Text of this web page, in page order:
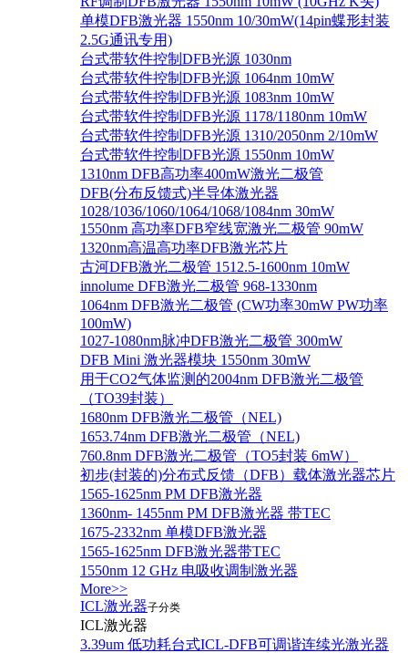
单模DFB激光器 1550nm 10/30mW(14pin蝶形封装
2.5G通讯专用)
台式带软件控制DFB光源 1030nm
台式带软件控制DFB光源 1064nm 10mW
台式带软件控制DFB光源 1083nm 10mW
台式带软件控制DFB光源 1178/1180nm 10mW
台式带软件控制DFB光源 1310/2050nm 2/10mW
台式带软件控制DFB光源 1550nm 10mW
1310nm DFB高功率400mW激光二极管
DFB(分布反馈式)半导体激光器
1028/1036/1060/1064/1068/1084nm 30mW
1550nm 高功率DFB窄线宽激光二极管 90mW
1320nm高温高功率DFB激光芯片
古河DFB激光二极管 1512.5-1600nm 10mW
innolume DFB激光二极管 968-1330nm
1064nm DFB激光二极管 (CW功率30mW PW功率
100mW)
1027-1080nm脉冲DFB激光二极管 300mW
DFB Mini 激光器模块 1550nm 30mW
用于CO2气体监测的2004nm DFB激光二极管
（TO39封装）
1680nm DFB激光二极管（NEL)
1653.74nm DFB激光二极管（NEL)
760.8nm DFB激光二极管（TO5封装 6mW）
初步(封装的)分布式反馈（DFB）载体激光器芯片
1565-1625nm PM DFB激光器
1360nm- 1455nm PM DFB激光器 带TEC
1675-2332nm 单模DFB激光器
1565-1625nm DFB激光器带TEC
1550nm 12 GHz 电吸收调制激光器
More>>
ICL激光器子分类
ICL激光器
3.39um 低功耗台式ICL-DFB可调谐连续光激光器